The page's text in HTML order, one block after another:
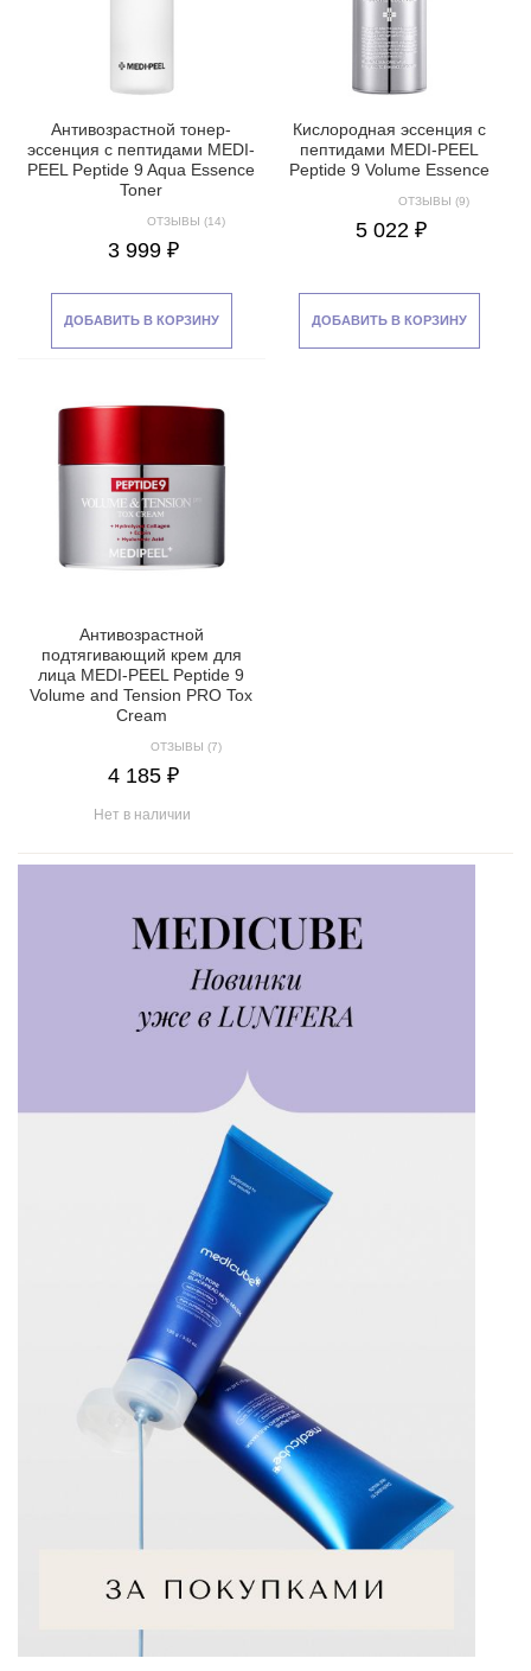
Антивозрастной тонер-
эссенция с пептидами MEDI-
PEEL Peptide 9 Aqua Essence
Toner
ОТЗЫВЫ (14)
3 999 ₽
ДОБАВИТЬ В КОРЗИНУ
Кислородная эссенция с
пептидами MEDI-PEEL
Peptide 9 Volume Essence
ОТЗЫВЫ (9)
5 022 ₽
ДОБАВИТЬ В КОРЗИНУ
Антивозрастной
подтягивающий крем для
лица MEDI-PEEL Peptide 9
Volume and Tension PRO Tox
Cream
ОТЗЫВЫ (7)
4 185 ₽
Нет в наличии